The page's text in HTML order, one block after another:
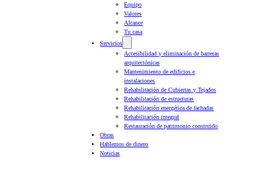
Equipo
Valores
Alcance
Tu casa
Servicios
Accesibilidad y eliminación de barreras
arquitectónicas
Mantenimiento de edificios e
instalaciones
Rehabilitación de Cubiertas y Tejados
Rehabilitación de estructuras
Rehabilitación energética de fachadas
Rehabilitación integral
Restauración de patrimonio construido
Obras
Hablemos de dinero
Noticias